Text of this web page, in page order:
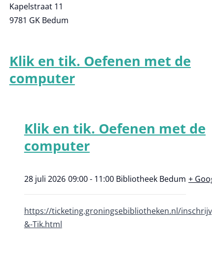
Kapelstraat 11
9781 GK Bedum
Klik en tik. Oefenen met de
computer
Klik en tik. Oefenen met de
computer
28 juli 2026 09:00 - 11:00Bibliotheek Bedum +
https://ticketing.groningsebibliotheken.nl/
&-Tik.html